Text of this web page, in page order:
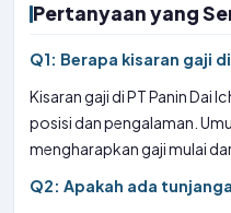
Pertanyaan yang
Q1: Berapa kisaran gaji
Kisaran gaji di PT Panin Dai
posisi dan pengalaman.
mengharapkan gaji mulai
Q2: Apakah ada